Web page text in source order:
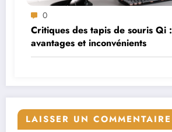
0
Critiques des tapis de souris Qi :
avantages et inconvénients
LAISSER UN COMMENTAIRE